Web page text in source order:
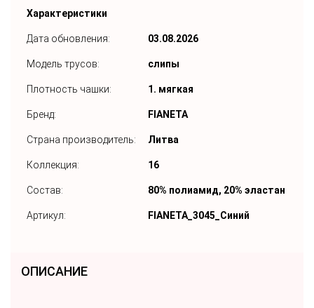
Характеристики
Дата обновления: 03.08.2026
Модель трусов: слипы
Плотность чашки: 1. мягкая
Бренд: FIANETA
Страна производитель: Литва
Коллекция: 16
Состав: 80% полиамид, 20% эластан
Артикул: FIANETA_3045_Синий
ОПИСАНИЕ